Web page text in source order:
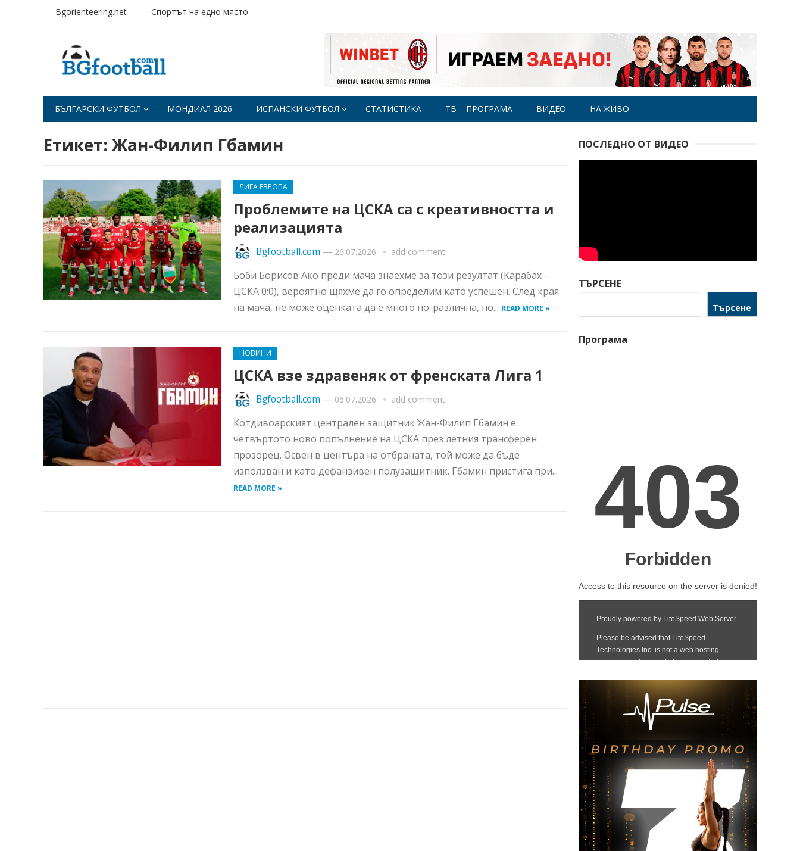
Bgorienteering.net Спортът на едно място
БЪЛГАРСКИ ФУТБОЛ МОНДИАЛ 2026 ИСПАНСКИ ФУТБОЛ СТАТИСТИКА ТВ – ПРОГРАМА ВИДЕО НА ЖИВО
Етикет: Жан-Филип Гбамин
ЛИГА ЕВРОПА
Проблемите на ЦСКА са с креативността и
реализацията
Bgfootball.com — 26.07.2026 add comment
Боби Борисов Ако преди мача знаехме за този резултат (Карабах –
ЦСКА 0:0), вероятно щяхме да го определим като успешен. След края
на мача, не може оценката да е много по-различна, но... READ MORE »
НОВИНИ
ЦСКА взе здравеняк от френската Лига 1
Bgfootball.com — 06.07.2026 add comment
Котдивоарският централен защитник Жан-Филип Гбамин е
четвъртото ново попълнение на ЦСКА през летния трансферен
прозорец. Освен в центъра на отбраната, той може да бъде
използван и като дефанзивен полузащитник. Гбамин пристига при...
READ MORE »
ПОСЛЕДНО ОТ ВИДЕО
ТЪРСЕНЕ
Търсене
Програма